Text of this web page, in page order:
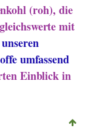
(roh), die
mit
umfassend
Einblick in